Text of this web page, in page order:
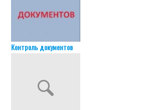
Контроль документов